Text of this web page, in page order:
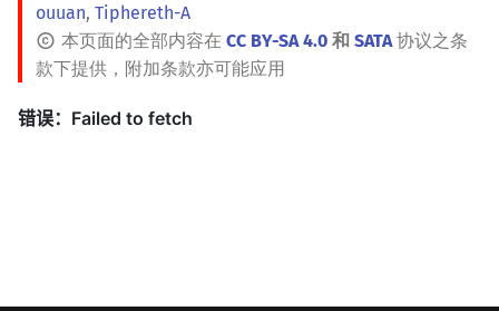
ouuan, Tiphereth-A
本页面的全部内容在 CC BY-SA 4.0 和 SATA协议之条
款下提供，附加条款亦可能应用